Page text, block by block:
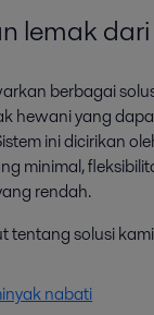
lemak
berbagai
hewani yang
ini dicirikan
minimal,
rendah.
tentang solusi
nabati